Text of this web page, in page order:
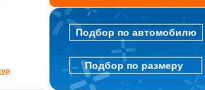
Подбор по автомобилю
Подбор по размеру